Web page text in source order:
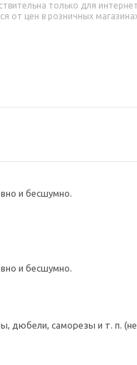
только для
от цен в розничных
и бесшумно.
и бесшумно.
дюбели, саморезы и т. п. (не